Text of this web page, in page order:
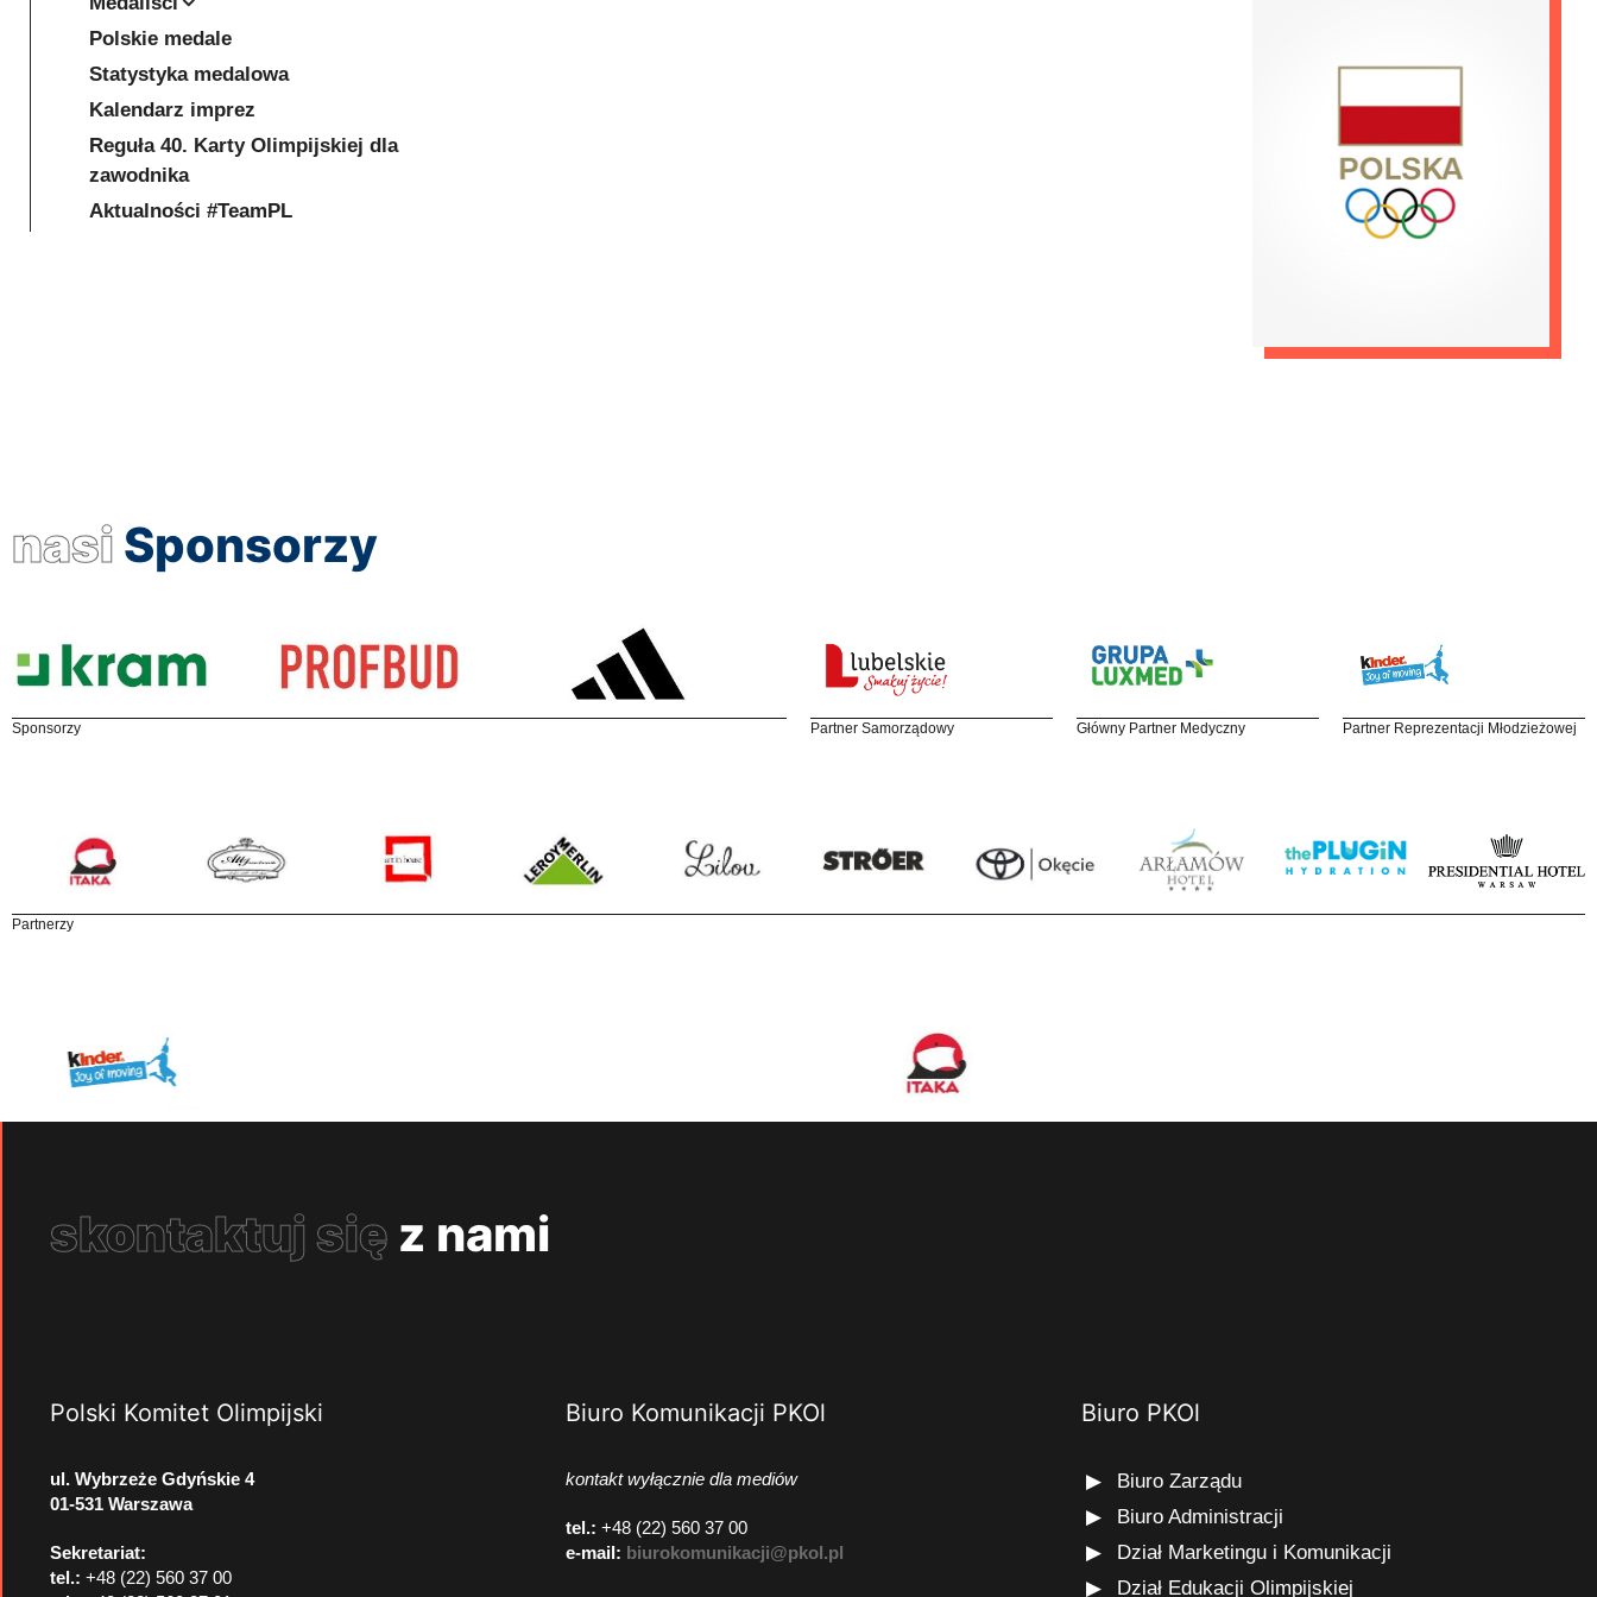
Polskie medale
Statystyka medalowa
Kalendarz imprez
Reguła 40. Karty Olimpijskiej dla
zawodnika
Aktualności #TeamPL
nasi Sponsorzy
Sponsorzy Partner Samorządowy Główny Partner Medyczny Partner Reprezentacji Młodzieżowej
Partnerzy
skontaktuj się z nami
Polski Komitet Olimpijski
ul. Wybrzeże Gdyńskie 4
01-531 Warszawa
Sekretariat:
tel.: +48 (22) 560 37 00
Biuro Komunikacji PKOl
kontakt wyłącznie dla mediów
tel.: +48 (22) 560 37 00
e-mail: biurokomunikacji@pkol.pl
Biuro PKOl
Biuro Zarządu
Biuro Administracji
Dział Marketingu i Komunikacji
Dział Edukacji Olimpijskiej